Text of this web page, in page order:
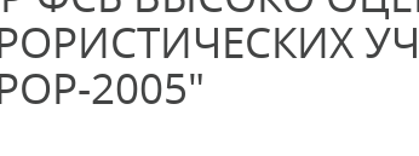
2005"